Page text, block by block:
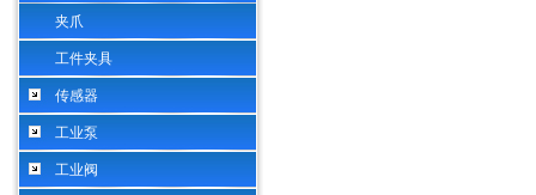
夹爪
工件夹具
传感器
工业泵
工业阀